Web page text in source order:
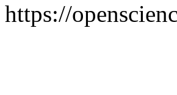
https://